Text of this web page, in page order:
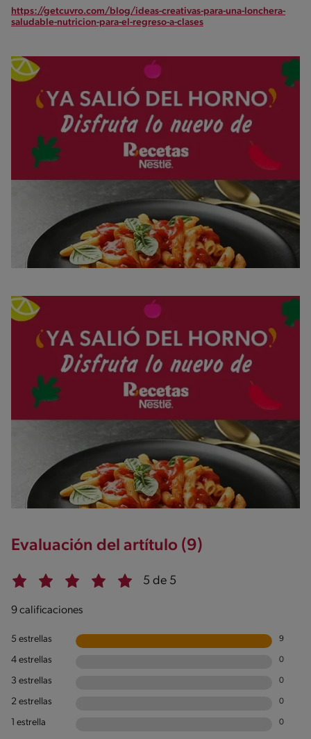
https://getcuvro.com/blog/ideas-creativas-para-una-lonchera-
saludable-nutricion-para-el-regreso-a-clases
Evaluación del artítulo (9)
5 de 5
9 calificaciones
5 estrellas 9
4 estrellas 0
3 estrellas 0
2 estrellas 0
1 estrella 0